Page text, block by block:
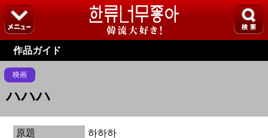
作品ガイド
映画
ハハハ
原題
하하하